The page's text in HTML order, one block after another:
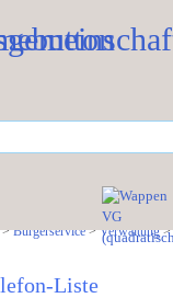
Bürgerservice>Verwaltung>
Liste